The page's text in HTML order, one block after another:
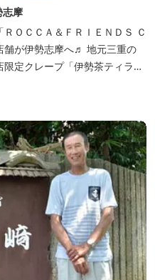
志摩
ＯＣＣＡ＆ＦＲＩＥＮＤＳ Ｃ
舗が伊勢志摩へ♬ 地元三重の
限定クレープ「伊勢茶ティラミ
うな創作クレープを味わえま
レープやドリンク種類も豊富